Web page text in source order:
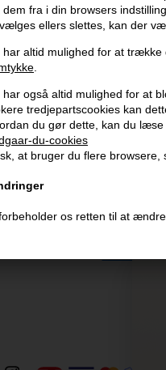
dem fra i din browsers
ellers slettes, kan der
har altid mulighed for at trække
har også altid mulighed for at
tredjepartscookies kan
du gør dette, kan du
du-cookies
at bruger du flere browsere,
os retten til at
9-14)
Modtag
Navn
E-mail